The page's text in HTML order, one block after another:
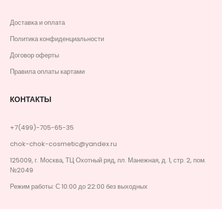
Доставка и оплата
Политика конфиденциальности
Договор оферты
Правила оплаты картами
КОНТАКТЫ
+7(499)-705-65-35
chok-chok-cosmetic@yandex.ru
125009, г. Москва, ТЦ Охотный ряд, пл. Манежная, д. 1, стр. 2, пом.
№2049
Режим работы: С 10:00 до 22:00 без выходных